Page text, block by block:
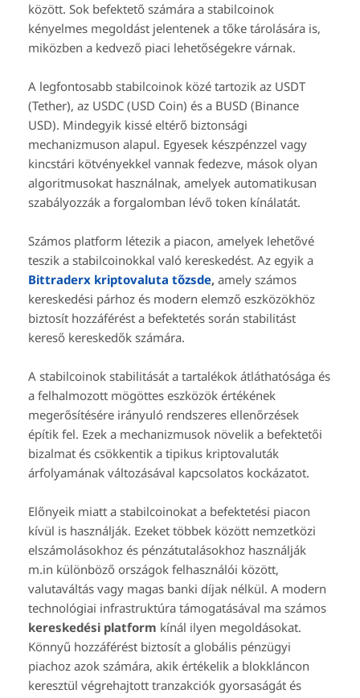
között. Sok befektető számára a stabilcoinok
kényelmes megoldást jelentenek a tőke tárolására is,
miközben a kedvező piaci lehetőségekre várnak.
A legfontosabb stabilcoinok közé tartozik az USDT
(Tether), az USDC (USD Coin) és a BUSD (Binance
USD). Mindegyik kissé eltérő biztonsági
mechanizmuson alapul. Egyesek készpénzzel vagy
kincstári kötvényekkel vannak fedezve, mások olyan
algoritmusokat használnak, amelyek automatikusan
szabályozzák a forgalomban lévő token kínálatát.
Számos platform létezik a piacon, amelyek lehetővé
teszik a stabilcoinokkal való kereskedést. Az egyik a
Bittraderx kriptovaluta tőzsde, amely számos
kereskedési párhoz és modern elemző eszközökhöz
biztosít hozzáférést a befektetés során stabilitást
kereső kereskedők számára.
A stabilcoinok stabilitását a tartalékok átláthatósága és
a felhalmozott mögöttes eszközök értékének
megerősítésére irányuló rendszeres ellenőrzések
építik fel. Ezek a mechanizmusok növelik a befektetői
bizalmat és csökkentik a tipikus kriptovaluták
árfolyamának változásával kapcsolatos kockázatot.
Előnyeik miatt a stabilcoinokat a befektetési piacon
kívül is használják. Ezeket többek között nemzetközi
elszámolásokhoz és pénzátutalásokhoz használják
m.in különböző országok felhasználói között,
valutaváltás vagy magas banki díjak nélkül. A modern
technológiai infrastruktúra támogatásával ma számos
kereskedési platform kínál ilyen megoldásokat.
Könnyű hozzáférést biztosít a globális pénzügyi
piachoz azok számára, akik értékelik a blokkláncon
keresztül végrehajtott tranzakciók gyorsaságát és